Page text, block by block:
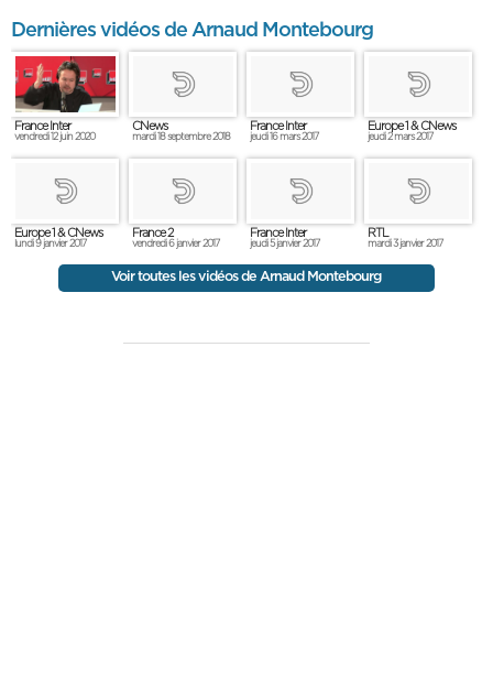
Dernières vidéos de Arnaud Montebourg
France Inter
vendredi 12 juin 2020
CNews
mardi 18 septembre 2018
France Inter
jeudi 16 mars 2017
Europe 1 & CNews
jeudi 2 mars 2017
Europe 1 & CNews
lundi 9 janvier 2017
France 2
vendredi 6 janvier 2017
France Inter
jeudi 5 janvier 2017
RTL
mardi 3 janvier 2017
Voir toutes les vidéos de Arnaud Montebourg